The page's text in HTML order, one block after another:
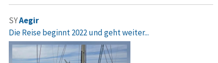
SYAegir
Die Reise beginnt 2022 und geht weiter...